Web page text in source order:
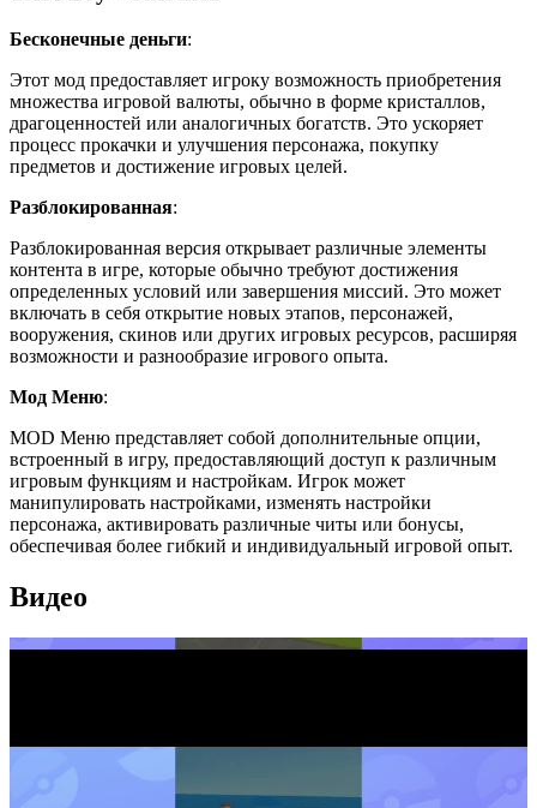
Бесконечные деньги:
Этот мод предоставляет игроку возможность приобретения
множества игровой валюты, обычно в форме кристаллов,
драгоценностей или аналогичных богатств. Это ускоряет
процесс прокачки и улучшения персонажа, покупку
предметов и достижение игровых целей.
Разблокированная:
Разблокированная версия открывает различные элементы
контента в игре, которые обычно требуют достижения
определенных условий или завершения миссий. Это может
включать в себя открытие новых этапов, персонажей,
вооружения, скинов или других игровых ресурсов, расширяя
возможности и разнообразие игрового опыта.
Мод Меню:
MOD Меню представляет собой дополнительные опции,
встроенный в игру, предоставляющий доступ к различным
игровым функциям и настройкам. Игрок может
манипулировать настройками, изменять настройки
персонажа, активировать различные читы или бонусы,
обеспечивая более гибкий и индивидуальный игровой опыт.
Видео